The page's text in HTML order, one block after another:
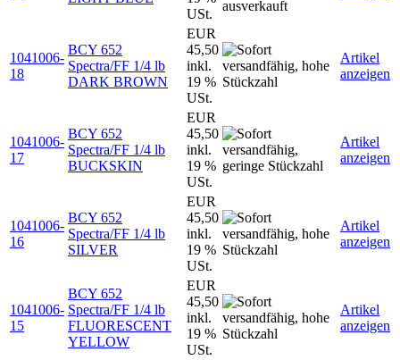
USt.
1041006-
18
BCY 652
Spectra/FF 1/4 lb
DARK BROWN
EUR
45,50
inkl.
19 %
USt.
Artikel
anzeigen
1041006-
17
BCY 652
Spectra/FF 1/4 lb
BUCKSKIN
EUR
45,50
inkl.
19 %
USt.
Artikel
anzeigen
1041006-
16
BCY 652
Spectra/FF 1/4 lb
SILVER
EUR
45,50
inkl.
19 %
USt.
Artikel
anzeigen
1041006-
15
BCY 652
Spectra/FF 1/4 lb
FLUORESCENT
YELLOW
EUR
45,50
inkl.
19 %
USt.
Artikel
anzeigen